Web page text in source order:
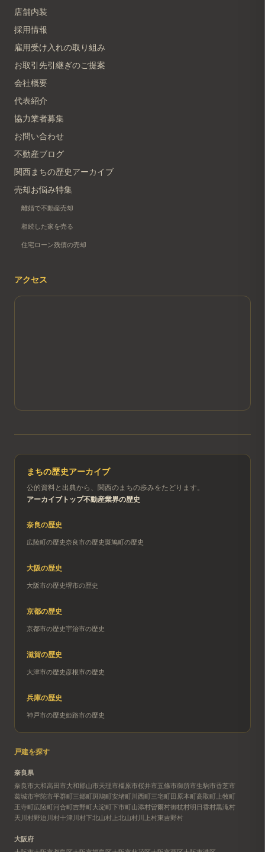
店舗内装
採用情報
雇用受け入れの取り組み
お取引先引継ぎのご提案
会社概要
代表紹介
協力業者募集
お問い合わせ
不動産ブログ
関西まちの歴史アーカイブ
売却お悩み特集
離婚で不動産売却
相続した家を売る
住宅ローン残債の売却
アクセス
まちの歴史アーカイブ
公的資料と出典から、関西のまちの歩みをたどります。
アーカイブトップ不動産業界の歴史
奈良の歴史
広陵町の歴史奈良市の歴史斑鳩町の歴史
大阪の歴史
大阪市の歴史堺市の歴史
京都の歴史
京都市の歴史宇治市の歴史
滋賀の歴史
大津市の歴史 彦根市の歴史
兵庫の歴史
神戸市の歴史姫路市の歴史
戸建を探す
奈良県
奈良市大和高田市大和郡山市天理市橿原市桜井市五條市御所市生駒市香芝市
葛城市宇陀市平群町三郷町斑鳩町安堵町川西町三宅町田原本町高取町 上牧町
王寺町広陵町河合町吉野町大淀町下市町山添村曽爾村御杖村明日香村黒滝村
天川村野迫川村十津川村下北山村 上北山村川上村東吉野村
大阪府